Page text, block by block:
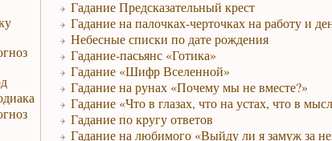
Гадание Предсказательный крест
Гадание на палочках-черточках на работу и
Небесные списки по дате рождения
Гадание-пасьянс «Готика»
Гадание «Шифр Вселенной»
Гадание на рунах «Почему мы не вместе?»
Гадание «Что в глазах, что на устах, что в
Гадание по кругу ответов
Гадание на любимого «Выйду ли я замуж за